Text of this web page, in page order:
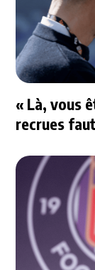
« Là, vous
recrues